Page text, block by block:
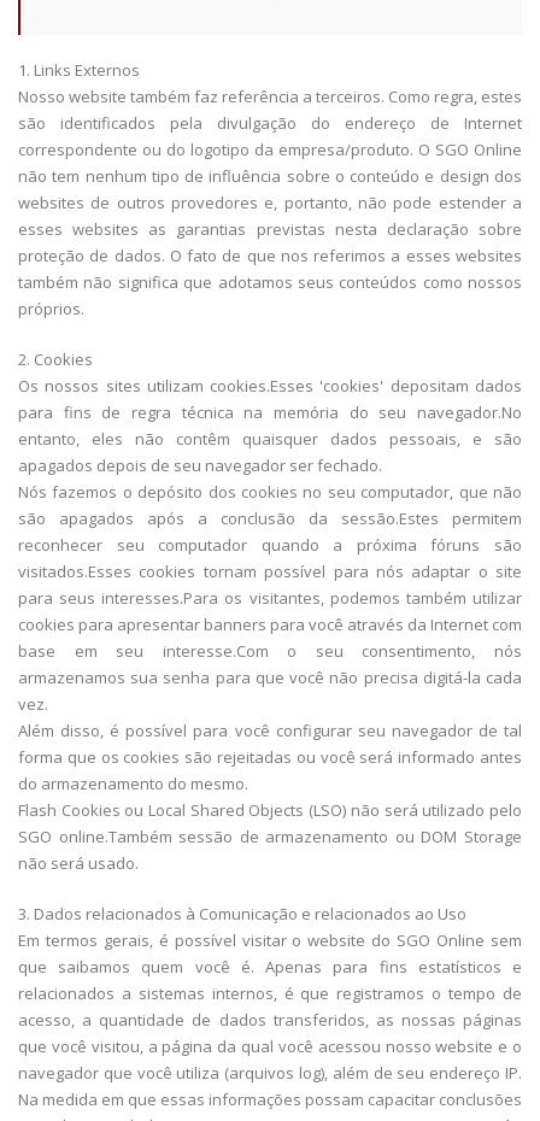
1. Links Externos
Nosso website também faz referência a terceiros. Como regra, estes
são identificados pela divulgação do endereço de Internet
correspondente ou do logotipo da empresa/produto. O SGO Online
não tem nenhum tipo de influência sobre o conteúdo e design dos
websites de outros provedores e, portanto, não pode estender a
esses websites as garantias previstas nesta declaração sobre
proteção de dados. O fato de que nos referimos a esses websites
também não significa que adotamos seus conteúdos como nossos
próprios.
2. Cookies
Os nossos sites utilizam cookies.Esses 'cookies' depositam dados
para fins de regra técnica na memória do seu navegador.No
entanto, eles não contêm quaisquer dados pessoais, e são
apagados depois de seu navegador ser fechado.
Nós fazemos o depósito dos cookies no seu computador, que não
são apagados após a conclusão da sessão.Estes permitem
reconhecer seu computador quando a próxima fóruns são
visitados.Esses cookies tornam possível para nós adaptar o site
para seus interesses.Para os visitantes, podemos também utilizar
cookies para apresentar banners para você através da Internet com
base em seu interesse.Com o seu consentimento, nós
armazenamos sua senha para que você não precisa digitá-la cada
vez.
Além disso, é possível para você configurar seu navegador de tal
forma que os cookies são rejeitadas ou você será informado antes
do armazenamento do mesmo.
Flash Cookies ou Local Shared Objects (LSO) não será utilizado pelo
SGO online.Também sessão de armazenamento ou DOM Storage
não será usado.
3. Dados relacionados à Comunicação e relacionados ao Uso
Em termos gerais, é possível visitar o website do SGO Online sem
que saibamos quem você é. Apenas para fins estatísticos e
relacionados a sistemas internos, é que registramos o tempo de
acesso, a quantidade de dados transferidos, as nossas páginas
que você visitou, a página da qual você acessou nosso website e o
navegador que você utiliza (arquivos log), além de seu endereço IP.
Na medida em que essas informações possam capacitar conclusões